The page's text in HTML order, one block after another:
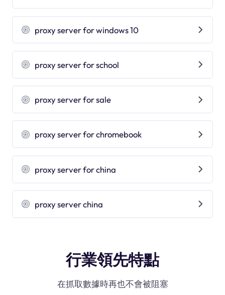
proxy server for windows 10
proxy server for school
proxy server for sale
proxy server for chromebook
proxy server for china
proxy server china
行業領先特點
在抓取數據時再也不會被阻塞